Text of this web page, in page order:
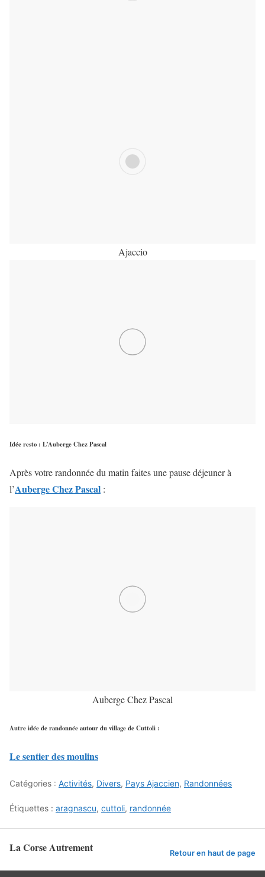
Ajaccio
Idée resto : L’Auberge Chez Pascal
Après votre randonnée du matin faites une pause déjeuner à
l’Auberge Chez Pascal :
Auberge Chez Pascal
Autre idée de randonnée autour du village de Cuttoli :
Le sentier des moulins
Catégories : Activités, Divers, Pays Ajaccien, Randonnées
Étiquettes : aragnascu, cuttoli, randonnée
La Corse Autrement Retour en haut de page